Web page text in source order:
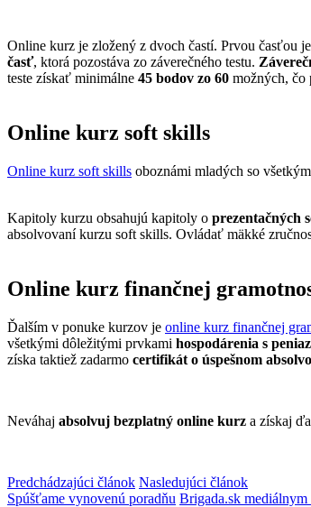
Online kurz je zložený z dvoch častí. Prvou časťou je
časť, ktorá pozostáva zo záverečného testu.
teste získať minimálne 45 bodov zo 60 možných, čo
Online kurz soft skills
Online kurz soft skills oboznámi mladých so
Kapitoly kurzu obsahujú kapitoly o prezentačných
absolvovaní kurzu soft skills. Ovládať mäkké
Online kurz finančnej
Ďalším v ponuke kurzov je online kurz finančnej
všetkými dôležitými prvkami hospodárenia s
získa taktiež zadarmo certifikát o úspešnom
Neváhaj absolvuj bezplatný online kurz a získaj
Predchádzajúci článok Nasledujúci článok
Spúšťame vynovenú poradňu Brigada.sk mediálnym